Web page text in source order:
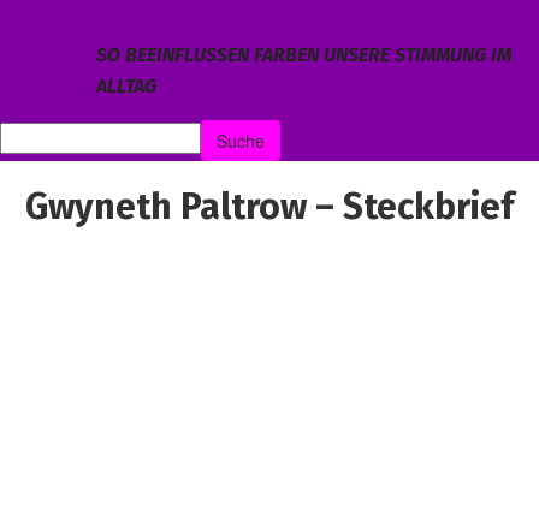
SO BEEINFLUSSEN FARBEN UNSERE STIMMUNG IM
ALLTAG
Gwyneth Paltrow – Steckbrief